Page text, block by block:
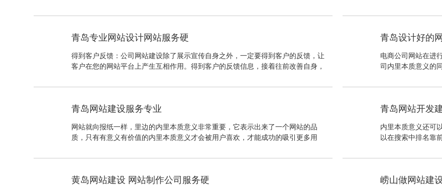
同语种客户能用自己的母语阅读，更直观、更容易建立企业信任感；
原因是基于【用户
又简约适宜移动端
青岛专业网站设计网站服务硬
得到客户反馈：公司网站建设除了展示宣传自身之外，一定要得到客户的反馈，让
客户在您的网站平台上产生互相作用。得到客户的反馈信息，接着往前改善自身，
统、需求提交处置表。 电子经济活动上的事务网站总算一个比较复杂的系统，电商
网站都需求做的物质，在规划预设中需求对网站进行整体的分析，明确网站的建设
青岛设计好的
电商公司网站在进
司内里本质意义的
到非常重要的作用
测试公司网站建设
青岛网站建设服务专业
网站就向报纸一样，里边的内里本质意义非常重要，它表示出来了一个网站的品
质，只有有意义有价值的内里本质意义才会被用户喜欢，才能成功的吸引更多用
非常大的影响。而用网站环境做首页，在一些旅游网站比较常见，试着想想一个旅
一些城市社区网站，运用城市照片或者社区图片做环境，一样给人如临其境的感
青岛网站开发
内里本质意义还可
以在搜索中排名靠
语的搜索量，由于
外的很多人在搜索
黄岛网站建设 网站制作公司服务硬 崂山做网站建